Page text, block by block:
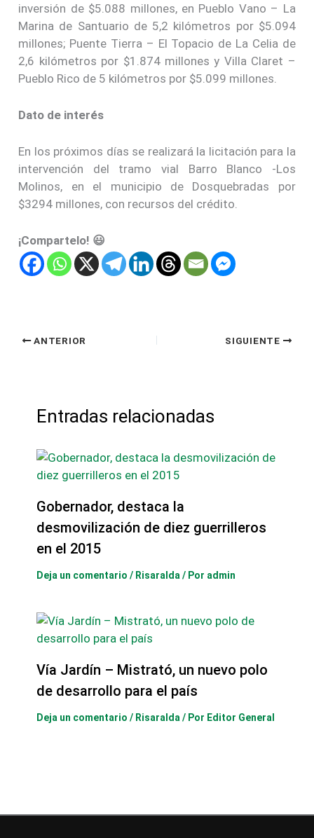
inversión de $5.088 millones, en Pueblo Vano – La
Marina de Santuario de 5,2 kilómetros por $5.094
millones; Puente Tierra – El Topacio de La Celia de
2,6 kilómetros por $1.874 millones y Villa Claret –
Pueblo Rico de 5 kilómetros por $5.099 millones.
Dato de interés
En los próximos días se realizará la licitación para la
intervención del tramo vial Barro Blanco -Los
Molinos, en el municipio de Dosquebradas por
$3294 millones, con recursos del crédito.
¡Compartelo! 😃
ANTERIOR SIGUIENTE
Entradas relacionadas
Gobernador, destaca la
desmovilización de diez guerrilleros
en el 2015
Deja un comentario / Risaralda / Por admin
Vía Jardín – Mistrató, un nuevo polo
de desarrollo para el país
Deja un comentario / Risaralda / Por Editor General